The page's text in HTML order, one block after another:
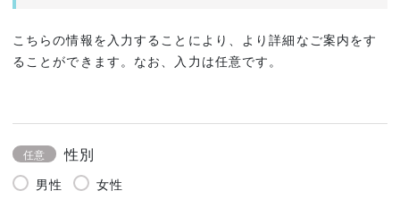
こちらの情報を入力することにより、より詳細なご案内をす
ることができます。なお、入力は任意です。
任意 性別
男性 女性